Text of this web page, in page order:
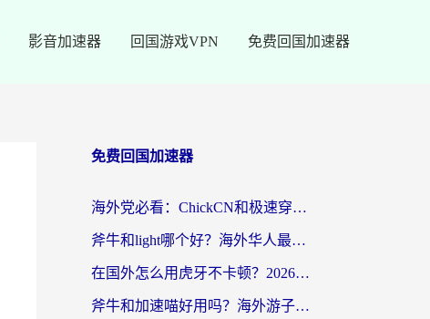
影音加速器 回国游戏VPN 免费回国加速器
免费回国加速器
海外党必看：ChickCN和极速穿梭VPN好用吗？3招教你选对回国加速器无缝刷国内资源
斧牛和light哪个好？海外华人最关心的回国加速器选择难题，一篇讲透
在国外怎么用虎牙不卡顿？2026海外华人亲测有效的回国加速器选择指南
斧牛和加速喵好用吗？海外游子的真实选择困境